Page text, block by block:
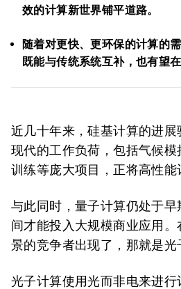
效的计算新世界铺平道路。
随着对更快、更环保的计算的
既能与传统系统互补，也有望
近几十年来，硅基计算的进展
现代的工作负荷，包括气候模
训练等庞大项目，正将高性能
与此同时，量子计算仍处于
间才能投入大规模商业应用
景的竞争者出现了，那就是光
光子计算使用光而非电来进